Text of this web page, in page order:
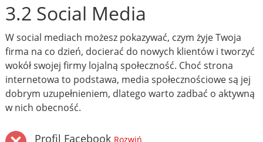
3.2 Social Media
W social mediach możesz pokazywać, czym żyje Twoja
firma na co dzień, docierać do nowych klientów i tworzyć
wokół swojej firmy lojalną społeczność. Choć strona
internetowa to podstawa, media społecznościowe są jej
dobrym uzupełnieniem, dlatego warto zadbać o aktywną
w nich obecność.
Profil Facebook